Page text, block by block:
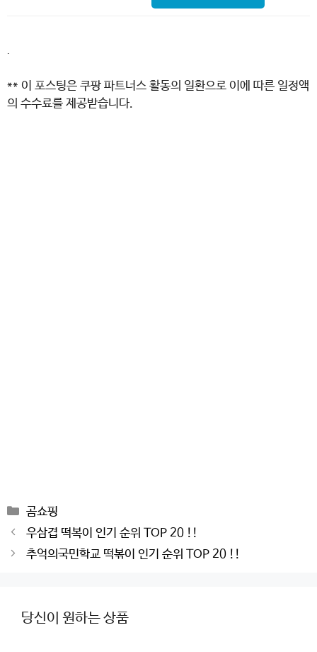
.
** 이 포스팅은 쿠팡 파트너스 활동의 일환으로 이에 따른 일정액
의 수수료를 제공받습니다.
Categories
곰쇼핑
Post
navigation
우삼겹 떡복이 인기 순위 TOP 20 !!
추억의국민학교 떡볶이 인기 순위 TOP 20 !!
당신이 원하는 상품